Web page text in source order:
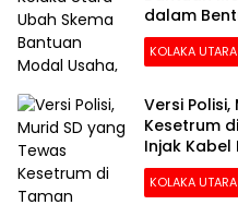
dalam
Juta
KOLAKA UTARA
Versi Polisi,
Kesetrum
Injak Kabel
KOLAKA UTARA